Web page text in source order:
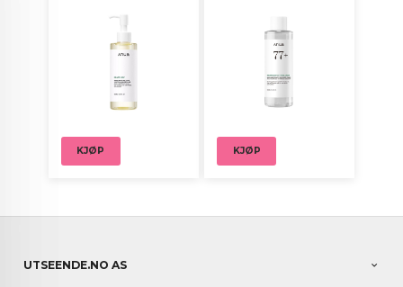
KJØP KJØP
UTSEENDE.NO AS